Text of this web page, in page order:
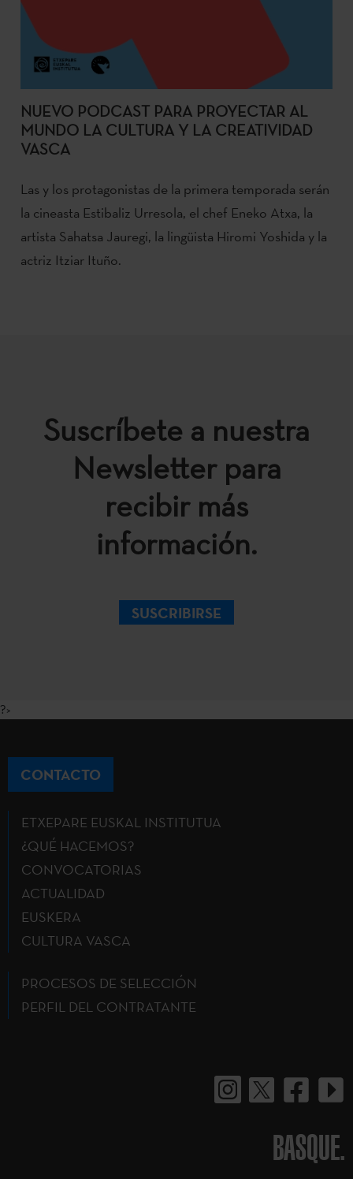
NUEVO PODCAST PARA PROYECTAR AL
MUNDO LA CULTURA Y LA CREATIVIDAD
VASCA
Las y los protagonistas de la primera temporada serán
la cineasta Estibaliz Urresola, el chef Eneko Atxa, la
artista Sahatsa Jauregi, la lingüista Hiromi Yoshida y la
actriz Itziar Ituño.
Suscríbete a nuestra
Newsletter para
recibir más
información.
SUSCRIBIRSE
?>
CONTACTO
ETXEPARE EUSKAL INSTITUTUA
¿QUÉ HACEMOS?
CONVOCATORIAS
ACTUALIDAD
EUSKERA
CULTURA VASCA
PROCESOS DE SELECCIÓN
PERFIL DEL CONTRATANTE
BASQUE.